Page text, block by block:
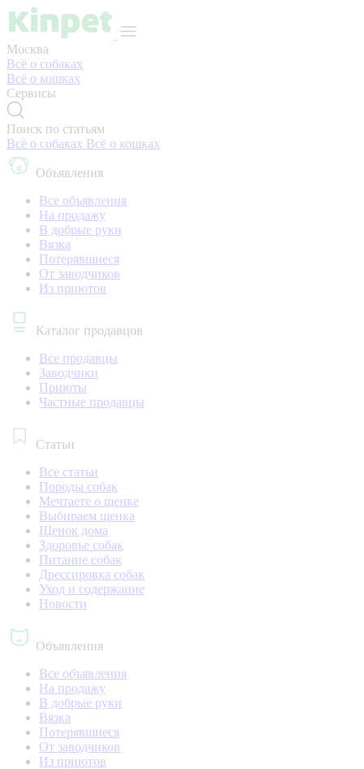
Москва
Всё о собаках
Всё о кошках
Сервисы
Поиск по статьям
Всё о собаках Всё о кошках
Объявления
Все объявления
На продажу
В добрые руки
Вязка
Потерявшиеся
От заводчиков
Из приютов
Каталог продавцов
Все продавцы
Заводчики
Приюты
Частные продавцы
Статьи
Все статьи
Породы собак
Мечтаете о щенке
Выбираем щенка
Щенок дома
Здоровье собак
Питание собак
Дрессировка собак
Уход и содержание
Новости
Объявления
Все объявления
На продажу
В добрые руки
Вязка
Потерявшиеся
От заводчиков
Из приютов